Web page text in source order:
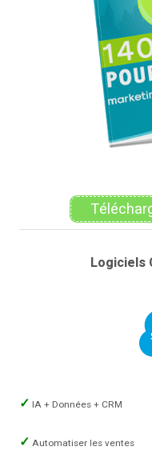
Logiciels
IA + Données + CRM
Automatiser les ventes